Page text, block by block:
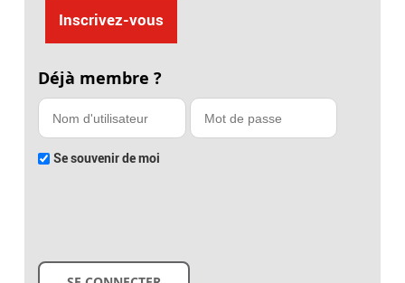
Inscrivez-vous
Déjà membre ?
Se souvenir de moi